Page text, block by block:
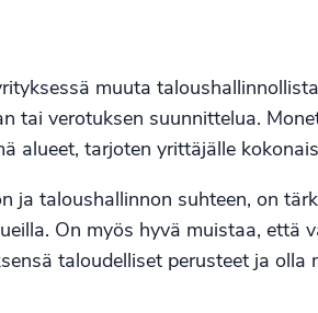
muuta
tai verotuksen suunnittelua.
alueet, tarjoten yrittäjälle
ja taloushallinnon suhteen, on
On myös hyvä muistaa, että
taloudelliset perusteet ja olla